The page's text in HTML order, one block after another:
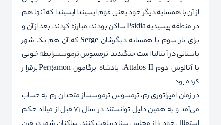
از آن با همسایه دیگر خود یعنی قوم ایسیندا ایسیندا که آنها هم
در منطقه پیسیدیه Psidia ساکن بودند، مبارزه کردند. بعد از آن و
برای بار سوم با همسایه دیگرشان Serge که آن هم یک شهر
باستانی در آنتالیا است جنگیدند. ترمسوس ترموسسرابطه خوبی
با آتالوس دوم Attalos II، پادشاه پرگامون Pergamon برقرار
کرده بود.
در زمان امپراتوری رم، ترمسوس ترموسساز متحدان رم به حساب
می‌آمد و به همین دلیل توانستند در سال ۷۱ قبل از میلاد حکم